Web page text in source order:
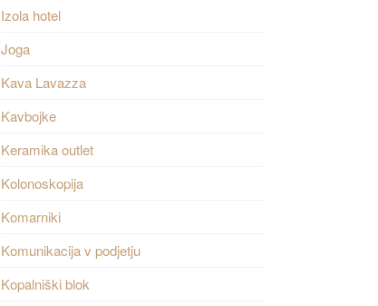
Izola hotel
Joga
Kava Lavazza
Kavbojke
Keramika outlet
Kolonoskopija
Komarniki
Komunikacija v podjetju
Kopalniški blok